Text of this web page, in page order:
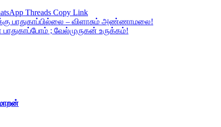
Threads Copy Link
பாதுகாப்பில்லை – விளாசும் அண்ணாமலை!
; வேல்முருகன் உருக்கம்!